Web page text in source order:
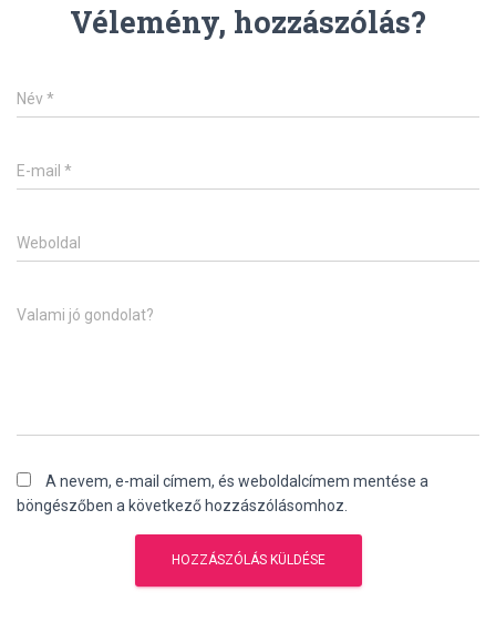
Vélemény, hozzászólás?
Név*
E-mail *
Weboldal
Valami jó gondolat?
A nevem, e-mail címem, és weboldalcímem mentése a
böngészőben a következő hozzászólásomhoz.